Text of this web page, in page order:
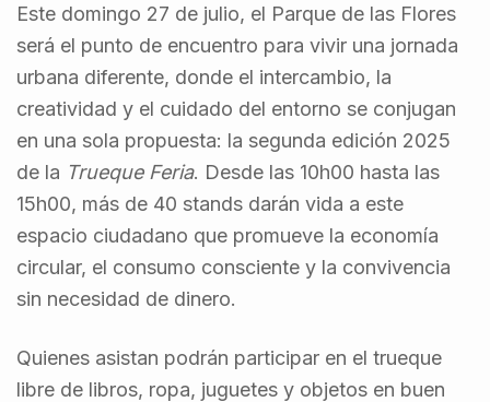
Este domingo 27 de julio, el Parque de las Flores
será el punto de encuentro para vivir una jornada
urbana diferente, donde el intercambio, la
creatividad y el cuidado del entorno se conjugan
en una sola propuesta: la segunda edición 2025
de la Trueque Feria. Desde las 10h00 hasta las
15h00, más de 40 stands darán vida a este
espacio ciudadano que promueve la economía
circular, el consumo consciente y la convivencia
sin necesidad de dinero.
Quienes asistan podrán participar en el trueque
libre de libros, ropa, juguetes y objetos en buen